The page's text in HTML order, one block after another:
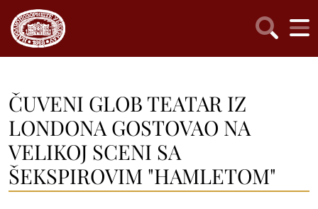
ČUVENI GLOB TEATAR IZ
LONDONA GOSTOVAO NA
VELIKOJ SCENI SA
ŠEKSPIROVIM "HAMLETOM"